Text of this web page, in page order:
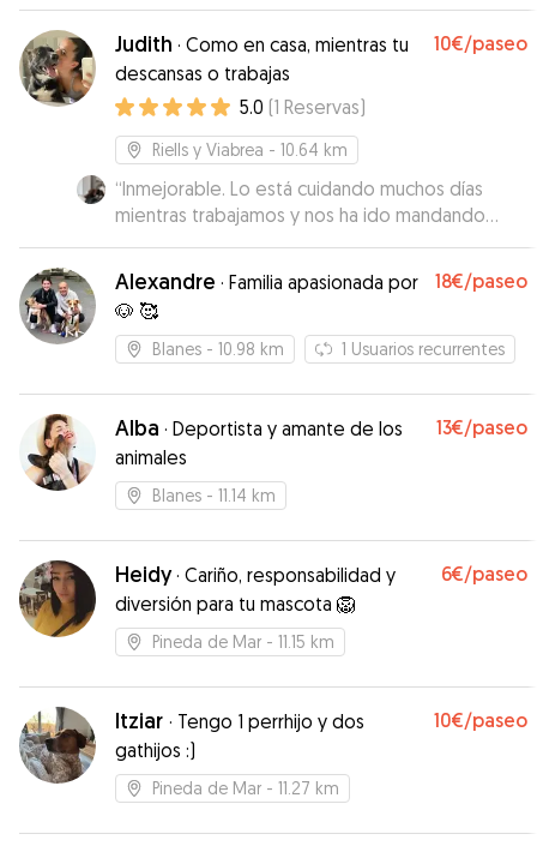
Judith · Como en casa, mientras tu
descansas o trabajas
10€/paseo
5.0 (1 Reservas)
Riells y Viabrea - 10.64 km
“Inmejorable. Lo está cuidando muchos días
mientras trabajamos y nos ha ido mandando
fotos y videos. Su perra es un amor y para lo
complicado que es el nuestro se han adaptado
súper bien. Freya no tiene ningún problema con
otros perros y Judith es super atenta. Incluso se
hizo daño jugando por qué es un bruto y lo llevó
Contaremos con ella siempre que tengamos
que dejar solo a Dako.”
Alexandre · Familia apasionada por
🐶 🥰
18€/paseo
Blanes - 10.98 km 1 Usuarios recurrentes
Alba · Deportista y amante de los
animales
13€/paseo
Blanes - 11.14 km
Heidy· Cariño, responsabilidad y
diversión para tu mascota 🦁
6€/paseo
Pineda de Mar - 11.15 km
Itziar · Tengo 1 perrhijo y dos
gathijos :)
10€/paseo
Pineda de Mar - 11.27 km